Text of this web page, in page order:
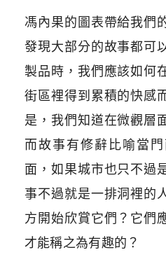
馮內果的圖表帶給我們
發現大部分的故事都可
製品時，我們應該如何
街區裡得到累積的快感
是，我們知道在微觀層
而故事有修辭比喻當
面，如果城市也只不過
事不過就是一排洞裡的
方開始欣賞它們？它們
才能稱之為有趣的？